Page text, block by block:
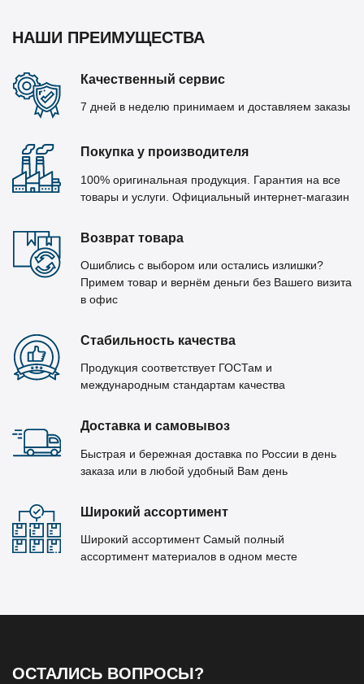
НАШИ ПРЕИМУЩЕСТВА
Качественный сервис
7 дней в неделю принимаем и доставляем заказы
Покупка у производителя
100% оригинальная продукция. Гарантия на все
товары и услуги. Официальный интернет-магазин
Возврат товара
Ошиблись с выбором или остались излишки?
Примем товар и вернём деньги без Вашего визита
в офис
Стабильность качества
Продукция соответствует ГОСТам и
международным стандартам качества
Доставка и самовывоз
Быстрая и бережная доставка по России в день
заказа или в любой удобный Вам день
Широкий ассортимент
Широкий ассортимент Самый полный
ассортимент материалов в одном месте
ОСТАЛИСЬ ВОПРОСЫ?